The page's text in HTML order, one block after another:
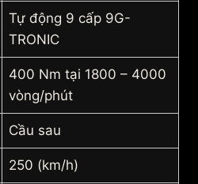
Tự động 9 cấp 9G-
TRONIC
400 Nm tại 1800 – 4000
vòng/phút
Cầu sau
250 (km/h)